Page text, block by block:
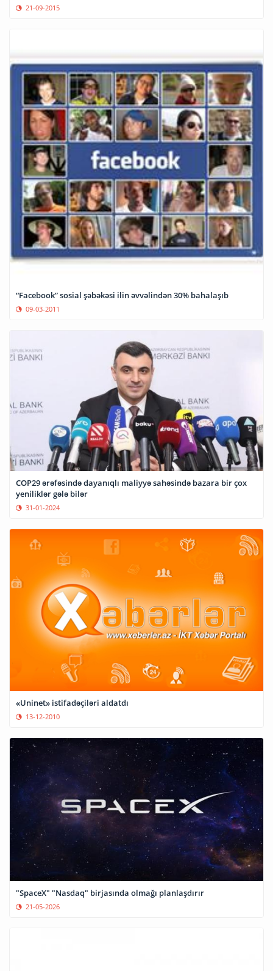
21-09-2015
“Facebook” sosial şəbəkəsi ilin əvvəlindən 30% bahalaşıb
09-03-2011
COP29 ərəfəsində dayanıqlı maliyyə sahəsində bazara bir çox
yeniliklər gələ bilər
31-01-2024
«Uninet» istifadəçiləri aldatdı
13-12-2010
"SpaceX" "Nasdaq" birjasında olmağı planlaşdırır
21-05-2026